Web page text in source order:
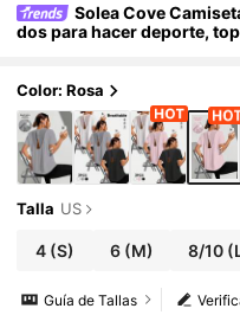
Solea Cove
dos para hacer deporte,
Color: Rosa
Talla US
4 (S) 6 (M) 8/10
Guía de Tallas